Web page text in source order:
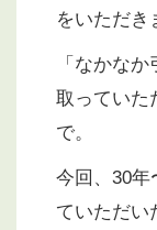
をいただき
「なかな
取っていた
で。
今回、30年
ていただい